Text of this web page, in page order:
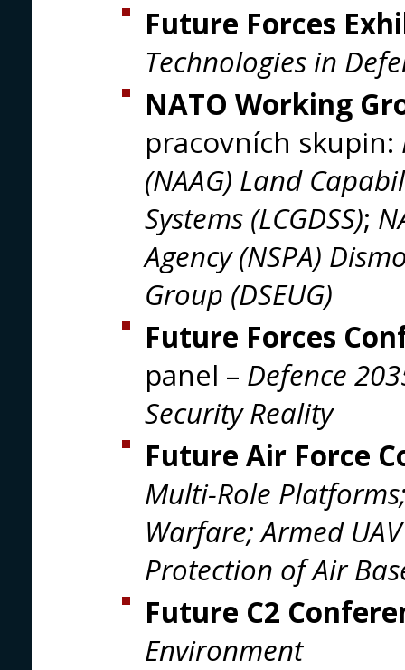
Future Forces
Technologies in
NATO Working
pracovních skupin:
(NAAG) Land
Systems (LCGDSS);
Agency (NSPA)
Group (DSEUG)
Future Forces
panel – Defence
Security Reality
Future Air Force
Multi-Role
Warfare; Armed
Protection of Air
Future C2
Environment